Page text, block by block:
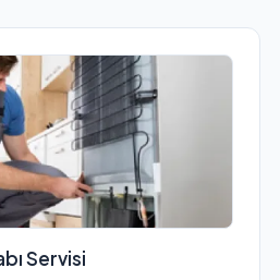
Servisi